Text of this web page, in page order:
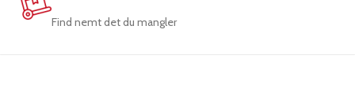
Find nemt det du mangler